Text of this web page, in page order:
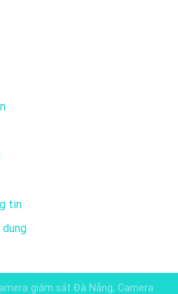
tin
giám sát Đà Nẵng, Camera